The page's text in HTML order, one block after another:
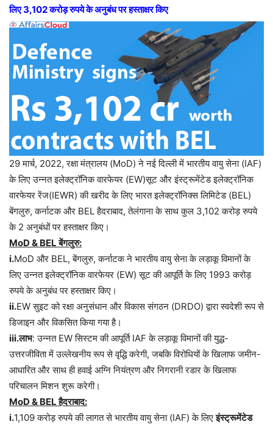
लिए 3,102 करोड़ रुपये के अनुबंध पर हस्ताक्षर किए
29 मार्च, 2022, रक्षा मंत्रालय (MoD) ने नई दिल्ली में भारतीय वायु सेना (IAF)
के लिए उन्नत इलेक्ट्रॉनिक वारफेयर (EW)सूट और इंस्ट्रूमेंटेड इलेक्ट्रॉनिक
वारफेयर रेंज(IEWR) की खरीद के लिए भारत इलेक्ट्रॉनिक्स लिमिटेड (BEL)
बेंगलुरु, कर्नाटक और BEL हैदराबाद, तेलंगाना के साथ कुल 3,102 करोड़ रुपये
के 2 अनुबंधों पर हस्ताक्षर किए।
MoD & BEL बेंगलुरु:
i.MoD और BEL, बेंगलुरु, कर्नाटक ने भारतीय वायु सेना के लड़ाकू विमानों के
लिए उन्नत इलेक्ट्रॉनिक वारफेयर (EW) सूट की आपूर्ति के लिए 1993 करोड़
रुपये के अनुबंध पर हस्ताक्षर किए।
ii.EW सुइट को रक्षा अनुसंधान और विकास संगठन (DRDO) द्वारा स्वदेशी रूप से
डिजाइन और विकसित किया गया है।
iii.लाभ: उन्नत EW सिस्टम की आपूर्ति IAF के लड़ाकू विमानों की युद्ध-
उत्तरजीविता में उल्लेखनीय रूप से वृद्धि करेगी, जबकि विरोधियों के खिलाफ जमीन-
आधारित और साथ ही हवाई अग्नि नियंत्रण और निगरानी रडार के खिलाफ
परिचालन मिशन शुरू करेगी।
MoD & BEL हैदराबाद:
i.1,109 करोड़ रुपये की लागत से भारतीय वायु सेना (IAF) के लिएइंस्ट्रूमेंटेड